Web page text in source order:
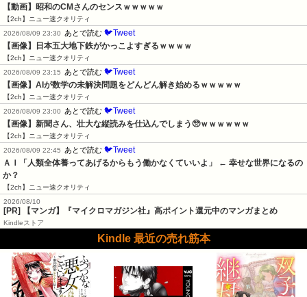
【動画】昭和のCMさんのセンスｗｗｗｗｗ
【2ch】ニュー速クオリティ
2026/08/09 23:30
あとで読む 🐦Tweet
【画像】日本五大地下鉄がかっこよすぎるｗｗｗｗ
【2ch】ニュー速クオリティ
2026/08/09 23:15
あとで読む 🐦Tweet
【画像】AIが数学の未解決問題をどんどん解き始めるｗｗｗｗｗ
【2ch】ニュー速クオリティ
2026/08/09 23:00
あとで読む 🐦Tweet
【画像】新聞さん、壮大な縦読みを仕込んでしまう🥺ｗｗｗｗｗｗ
【2ch】ニュー速クオリティ
2026/08/09 22:45
あとで読む 🐦Tweet
ＡＩ「人類全体養ってあげるからもう働かなくていいよ」 ← 幸せな世界になるの
か？
【2ch】ニュー速クオリティ
2026/08/10
[PR] 【マンガ】『マイクロマガジン社』高ポイント還元中のマンガまとめ
Kindleストア
Kindle 最近の売れ筋本